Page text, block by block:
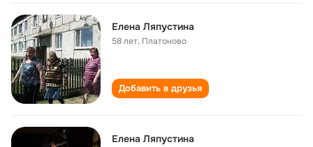
Елена Ляпустина
58 лет, Платоново
Добавить в друзья
Елена Ляпустина